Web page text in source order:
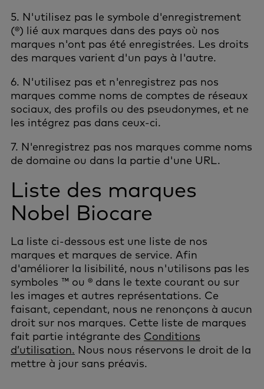
5. N'utilisez pas le symbole d'enregistrement
(®) lié aux marques dans des pays où nos
marques n'ont pas été enregistrées. Les droits
des marques varient d'un pays à l'autre.
6. N'utilisez pas et n'enregistrez pas nos
marques comme noms de comptes de réseaux
sociaux, des profils ou des pseudonymes, et ne
les intégrez pas dans ceux-ci.
7. N'enregistrez pas nos marques comme noms
de domaine ou dans la partie d'une URL.
Liste des marques
Nobel Biocare
La liste ci-dessous est une liste de nos
marques et marques de service. Afin
d'améliorer la lisibilité, nous n'utilisons pas les
symboles ™ ou ® dans le texte courant ou sur
les images et autres représentations. Ce
faisant, cependant, nous ne renonçons à aucun
droit sur nos marques. Cette liste de marques
fait partie intégrante des Conditions
d’utilisation. Nous nous réservons le droit de la
mettre à jour sans préavis.